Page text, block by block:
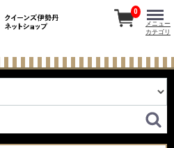
0
メニュー
カテゴリ